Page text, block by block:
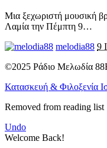
Μια ξεχωριστή μουσική
Λαμία την Πέμπτη 9…
melodia88 9
©2025 Ράδιο Μελωδία
Κατασκευή & Φιλοξενία
Removed from reading list
Undo
Welcome Back!